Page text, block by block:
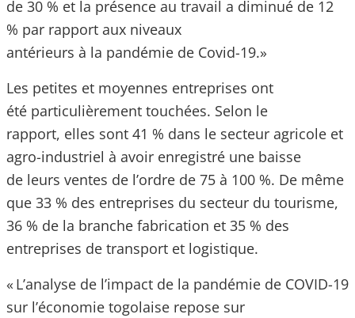
de 30 % et la présence au travail a diminué de 12
% par rapport aux niveaux
antérieurs à la pandémie de Covid-19.»
Les petites et moyennes entreprises ont
été particulièrement touchées. Selon le
rapport, elles sont 41 % dans le secteur agricole et
agro-industriel à avoir enregistré une baisse
de leurs ventes de l’ordre de 75 à 100 %. De même
que 33 % des entreprises du secteur du tourisme,
36 % de la branche fabrication et 35 % des
entreprises de transport et logistique.
« L’analyse de l’impact de la pandémie de COVID-19
sur l’économie togolaise repose sur